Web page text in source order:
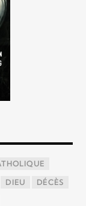
DIEU DÉCÈS